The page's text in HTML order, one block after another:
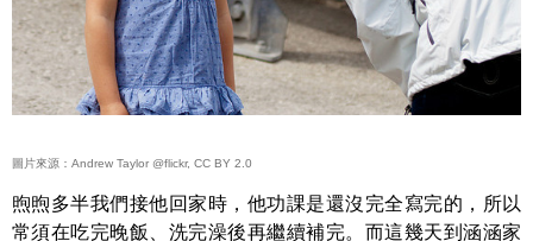
圖片來源：Andrew Taylor @flickr, CC BY 2.0
煦煦多半我們接他回家時，他功課是還沒完全寫完的，所以
常須在吃完晚飯、洗完澡後再繼續補完。而這幾天到涵涵家